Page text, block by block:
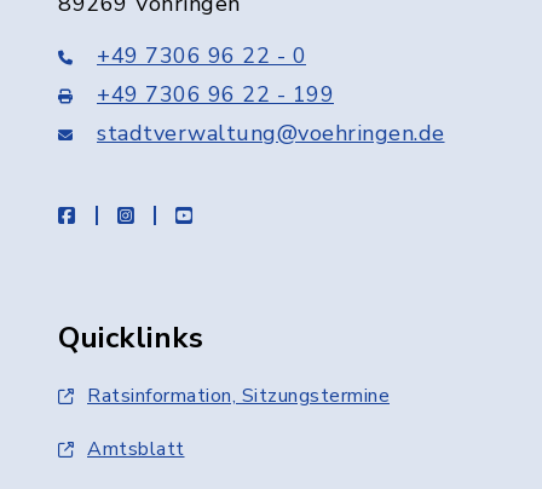
+49 7306 96 22 - 0
+49 7306 96 22 - 199
stadtverwaltung@voehringen.de
facebookinstagramyoutube
Quicklinks
Ratsinformation, Sitzungstermine
Amtsblatt